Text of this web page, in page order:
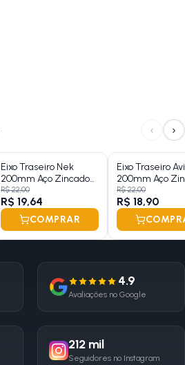
‹ ›
Eixo Traseiro Nek
200mm Aço Zincado
Grosso 3/8 Com
Batente
R$ 22,00
R$ 19,64
COMPRAR
Eixo Traseiro
200mm Aço
Grosso 3/8
R$ 22,00
R$ 18,90
4.9
Avaliações no Google
212 mil
Seguidores no Instagram